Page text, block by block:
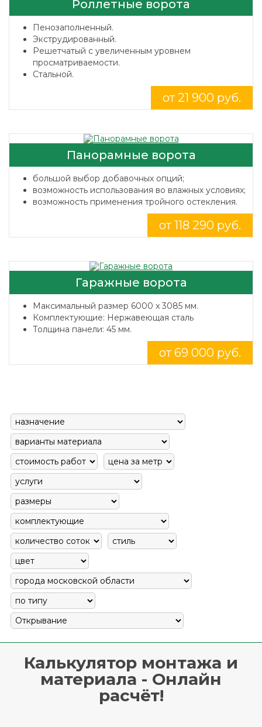
Роллетные ворота
Пенозаполненный.
Экструдированный.
Решетчатый с увеличенным уровнем
просматриваемости.
Стальной.
от 21 900 руб.
Панорамные ворота
большой выбор добавочных опций;
возможность использования во влажных условиях;
возможность применения тройного остекления.
от 118 290 руб.
Гаражные ворота
Максимальный размер 6000 x 3085 мм.
Комплектующие: Нержавеющая сталь
Толщина панели: 45 мм.
от 69 000 руб.
Калькулятор монтажа и
материала - Онлайн
расчёт!